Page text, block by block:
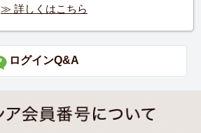
≫ 詳しくはこちら